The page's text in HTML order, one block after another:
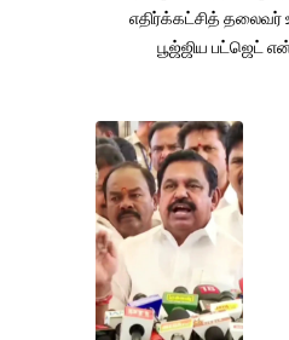
எதிர்க்கட்சித் தலைவர்
பூஜ்ஜிய பட்ஜெட்